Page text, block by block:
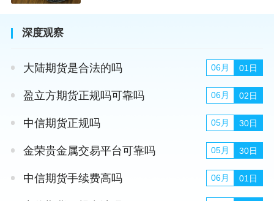
深度观察
大陆期货是合法的吗 06月 01日
盈立方期货正规吗可靠吗 06月 02日
中信期货正规吗 05月 30日
金荣贵金属交易平台可靠吗 05月 30日
中信期货手续费高吗 06月 01日